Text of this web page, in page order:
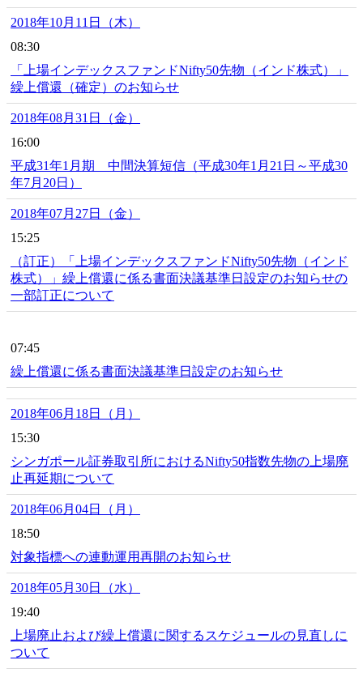
2018年10月11日（木）
08:30
「上場インデックスファンドNifty50先物（インド株式）」
繰上償還（確定）のお知らせ
2018年08月31日（金）
16:00
平成31年1月期 中間決算短信（平成30年1月21日～平成30
年7月20日）
2018年07月27日（金）
15:25
（訂正）「上場インデックスファンドNifty50先物（インド
株式）」繰上償還に係る書面決議基準日設定のお知らせの
一部訂正について
07:45
繰上償還に係る書面決議基準日設定のお知らせ
2018年06月18日（月）
15:30
シンガポール証券取引所におけるNifty50指数先物の上場廃
止再延期について
2018年06月04日（月）
18:50
対象指標への連動運用再開のお知らせ
2018年05月30日（水）
19:40
上場廃止および繰上償還に関するスケジュールの見直しに
ついて